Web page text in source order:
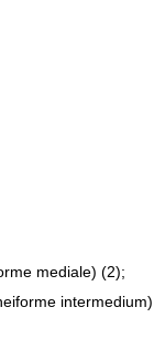
mediale) (2);
intermedium)